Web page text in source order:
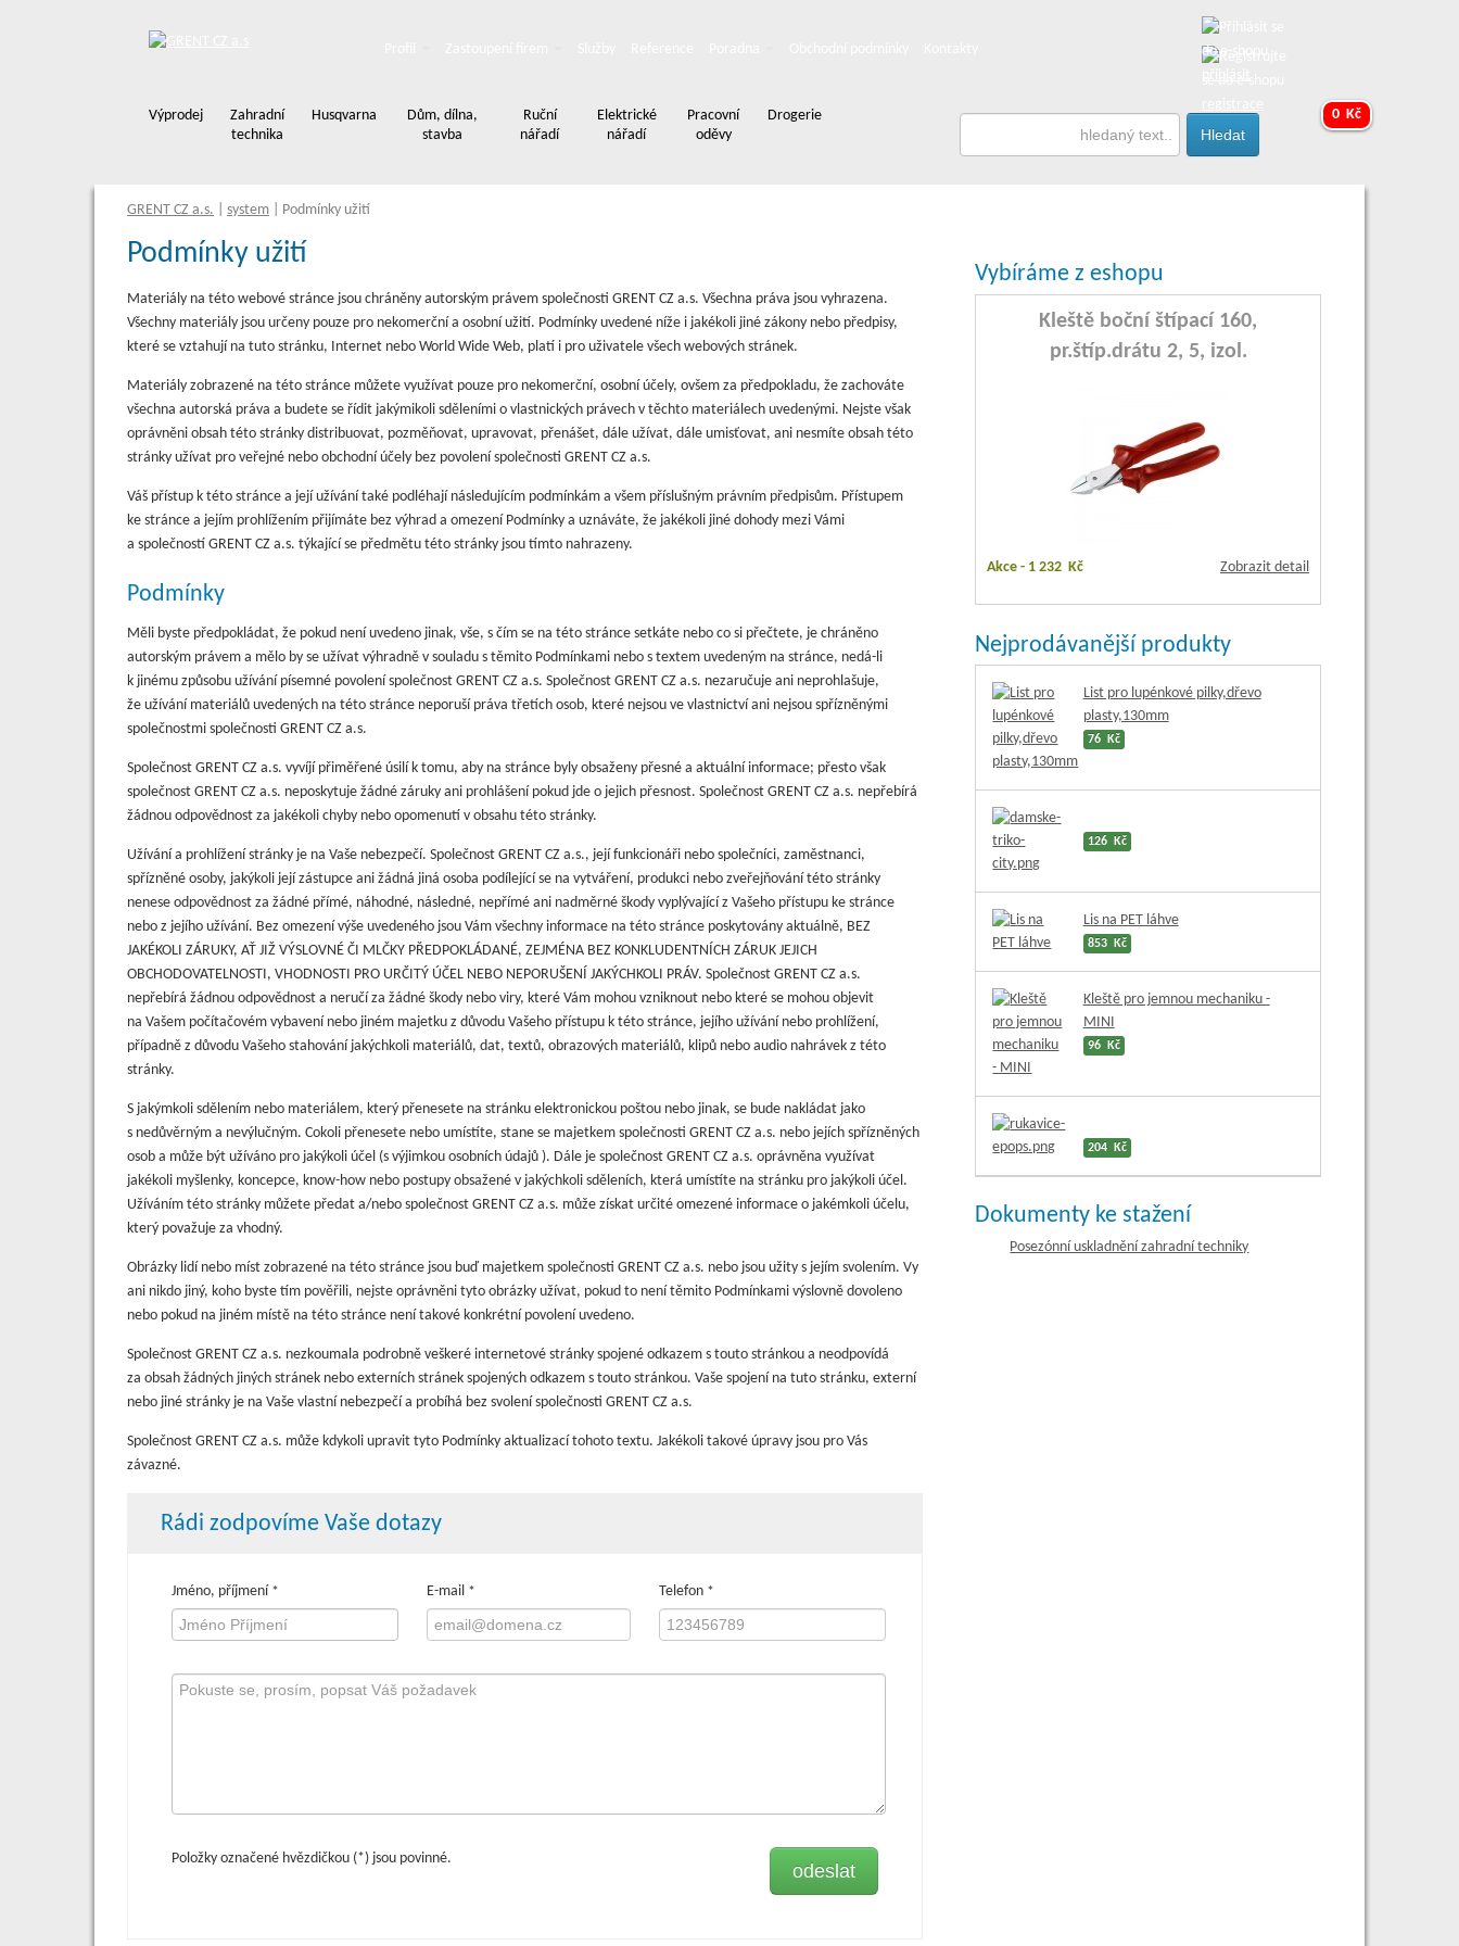
Výprodej
Zahradní
technika
Husqvarna
Dům, dílna,
stavba
Ruční
nářadí
Elektrické
nářadí
Pracovní
oděvy
Drogerie 0 Kč
GRENT CZ a.s. system Podmínky užití
Podmínky užití
Materiály na této webové stránce jsou chráněny autorským právem společnosti GRENT CZ a.s. Všechna práva jsou vyhrazena.
Všechny materiály jsou určeny pouze pro nekomerční a osobní užití. Podmínky uvedené níže i jakékoli jiné zákony nebo předpisy,
které se vztahují na tuto stránku, Internet nebo World Wide Web, platí i pro uživatele všech webových stránek.
Materiály zobrazené na této stránce můžete využívat pouze pro nekomerční, osobní účely, ovšem za předpokladu, že zachováte
všechna autorská práva a budete se řídit jakýmikoli sděleními o vlastnických právech v těchto materiálech uvedenými. Nejste však
oprávněni obsah této stránky distribuovat, pozměňovat, upravovat, přenášet, dále užívat, dále umisťovat, ani nesmíte obsah této
stránky užívat pro veřejné nebo obchodní účely bez povolení společnosti GRENT CZ a.s.
Váš přístup k této stránce a její užívání také podléhají následujícím podmínkám a všem příslušným právním předpisům. Přístupem
ke stránce a jejím prohlížením přijímáte bez výhrad a omezení Podmínky a uznáváte, že jakékoli jiné dohody mezi Vámi
a společností GRENT CZ a.s. týkající se předmětu této stránky jsou tímto nahrazeny.
Podmínky
Měli byste předpokládat, že pokud není uvedeno jinak, vše, s čím se na této stránce setkáte nebo co si přečtete, je chráněno
autorským právem a mělo by se užívat výhradně v souladu s těmito Podmínkami nebo s textem uvedeným na stránce, nedá-li
k jinému způsobu užívání písemné povolení společnost GRENT CZ a.s. Společnost GRENT CZ a.s. nezaručuje ani neprohlašuje,
že užívání materiálů uvedených na této stránce neporuší práva třetích osob, které nejsou ve vlastnictví ani nejsou spřízněnými
společnostmi společnosti GRENT CZ a.s.
Společnost GRENT CZ a.s. vyvíjí přiměřené úsilí k tomu, aby na stránce byly obsaženy přesné a aktuální informace; přesto však
společnost GRENT CZ a.s. neposkytuje žádné záruky ani prohlášení pokud jde o jejich přesnost. Společnost GRENT CZ a.s. nepřebírá
žádnou odpovědnost za jakékoli chyby nebo opomenutí v obsahu této stránky.
Užívání a prohlížení stránky je na Vaše nebezpečí. Společnost GRENT CZ a.s., její funkcionáři nebo společníci, zaměstnanci,
spřízněné osoby, jakýkoli její zástupce ani žádná jiná osoba podílející se na vytváření, produkci nebo zveřejňování této stránky
nenese odpovědnost za žádné přímé, náhodné, následné, nepřímé ani nadměrné škody vyplývající z Vašeho přístupu ke stránce
nebo z jejího užívání. Bez omezení výše uvedeného jsou Vám všechny informace na této stránce poskytovány aktuálně, BEZ
JAKÉKOLI ZÁRUKY, AŤ JIŽ VÝSLOVNÉ ČI MLČKY PŘEDPOKLÁDANÉ, ZEJMÉNA BEZ KONKLUDENTNÍCH ZÁRUK JEJICH
OBCHODOVATELNOSTI, VHODNOSTI PRO URČITÝ ÚČEL NEBO NEPORUŠENÍ JAKÝCHKOLI PRÁV. Společnost GRENT CZ a.s.
nepřebírá žádnou odpovědnost a neručí za žádné škody nebo viry, které Vám mohou vzniknout nebo které se mohou objevit
na Vašem počítačovém vybavení nebo jiném majetku z důvodu Vašeho přístupu k této stránce, jejího užívání nebo prohlížení,
případně z důvodu Vašeho stahování jakýchkoli materiálů, dat, textů, obrazových materiálů, klipů nebo audio nahrávek z této
stránky.
S jakýmkoli sdělením nebo materiálem, který přenesete na stránku elektronickou poštou nebo jinak, se bude nakládat jako
s nedůvěrným a nevýlučným. Cokoli přenesete nebo umístíte, stane se majetkem společnosti GRENT CZ a.s. nebo jejích spřízněných
osob a může být užíváno pro jakýkoli účel (s výjimkou osobních údajů ). Dále je společnost GRENT CZ a.s. oprávněna využívat
jakékoli myšlenky, koncepce, know-how nebo postupy obsažené v jakýchkoli sděleních, která umístíte na stránku pro jakýkoli účel.
Užíváním této stránky můžete předat a/nebo společnost GRENT CZ a.s. může získat určité omezené informace o jakémkoli účelu,
který považuje za vhodný.
Obrázky lidí nebo míst zobrazené na této stránce jsou buď majetkem společnosti GRENT CZ a.s. nebo jsou užity s jejím svolením. Vy
ani nikdo jiný, koho byste tím pověřili, nejste oprávněni tyto obrázky užívat, pokud to není těmito Podmínkami výslovně dovoleno
nebo pokud na jiném místě na této stránce není takové konkrétní povolení uvedeno.
Společnost GRENT CZ a.s. nezkoumala podrobně veškeré internetové stránky spojené odkazem s touto stránkou a neodpovídá
za obsah žádných jiných stránek nebo externích stránek spojených odkazem s touto stránkou. Vaše spojení na tuto stránku, externí
nebo jiné stránky je na Vaše vlastní nebezpečí a probíhá bez svolení společnosti GRENT CZ a.s.
Společnost GRENT CZ a.s. může kdykoli upravit tyto Podmínky aktualizací tohoto textu. Jakékoli takové úpravy jsou pro Vás
závazné.
Rádi zodpovíme Vaše dotazy
Jméno, příjmení * E-mail* Telefon *
Položky označené hvězdičkou (*) jsou povinné.
Vybíráme z eshopu
Kleště boční štípací 160,
pr.štíp.drátu 2, 5, izol.
Akce - 1 232 Kč Zobrazit detail
Nejprodávanější produkty
List pro lupénkové pilky,dřevo
plasty,130mm
76 Kč
126 Kč
Lis na PET láhve
853 Kč
Kleště pro jemnou mechaniku -
MINI
96 Kč
204 Kč
Dokumenty ke stažení
Posezónní uskladnění zahradní techniky